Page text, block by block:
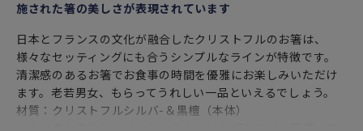
施された箸の美しさが表現されています
日本とフランスの文化が融合したクリストフルのお箸は、
様々なセッティングにも合うシンプルなラインが特徴です。
清潔感のあるお箸でお食事の時間を優雅にお楽しみいただけ
ます。老若男女、もらってうれしい一品といえるでしょう。
材質：クリストフルシルバ-＆黒檀（本体）